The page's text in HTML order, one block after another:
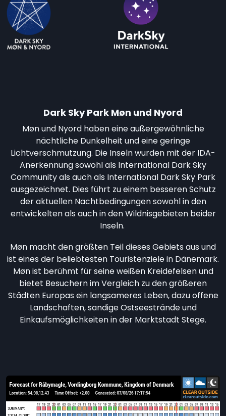
Dark Sky Park Møn und Nyord
Møn und Nyord haben eine außergewöhnliche
nächtliche Dunkelheit und eine geringe
Lichtverschmutzung. Die Inseln wurden mit der IDA-
Anerkennung sowohl als International Dark Sky
Community als auch als International Dark Sky Park
ausgezeichnet. Dies führt zu einem besseren Schutz
der aktuellen Nachtbedingungen sowohl in den
entwickelten als auch in den Wildnisgebieten beider
Inseln.
Møn macht den größten Teil dieses Gebiets aus und
ist eines der beliebtesten Touristenziele in Dänemark.
Møn ist berühmt für seine weißen Kreidefelsen und
bietet Besuchern im Vergleich zu den größeren
Städten Europas ein langsameres Leben, dazu offene
Landschaften, sandige Ostseestrände und
Einkaufsmöglichkeiten in der Marktstadt Stege.